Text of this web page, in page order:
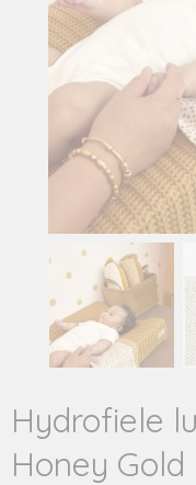
Hydrofiele
Honey Gold